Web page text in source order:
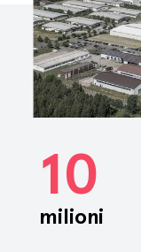
10
milioni